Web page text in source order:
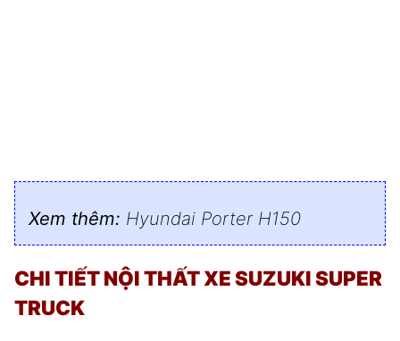
Xem thêm: Hyundai Porter H150
CHI TIẾT NỘI THẤT XE SUZUKI SUPER
TRUCK